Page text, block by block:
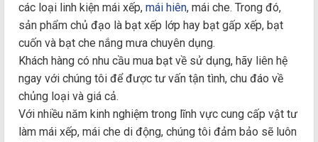
các loại linh kiện mái xếp, mái hiên, mái che. Trong đó,
sản phẩm chủ đạo là bạt xếp lớp hay bạt gấp xếp, bạt
cuốn và bạt che nắng mưa chuyên dụng.
Khách hàng có nhu cầu mua bạt về sử dụng, hãy liên hệ
ngay với chúng tôi để được tư vấn tận tình, chu đáo về
chủng loại và giá cả.
Với nhiều năm kinh nghiệm trong lĩnh vực cung cấp vật tư
làm mái xếp, mái che di động, chúng tôi đảm bảo sẽ luôn